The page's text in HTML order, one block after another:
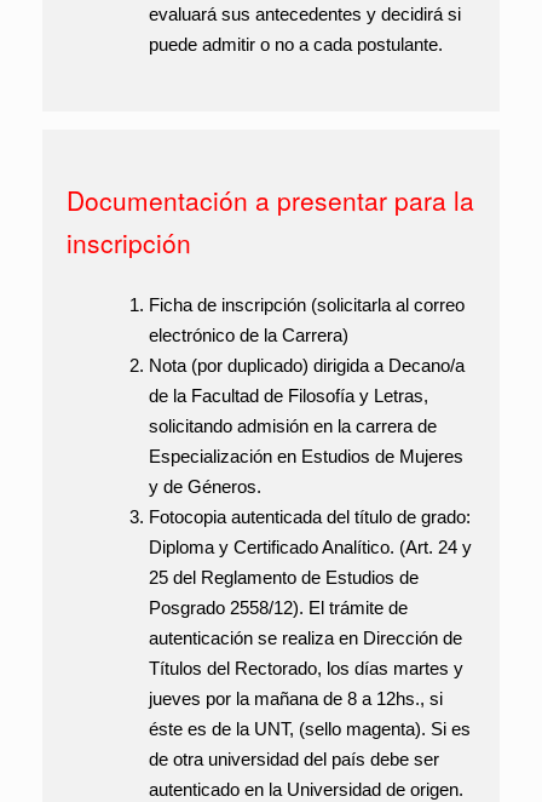
evaluará sus antecedentes y decidirá si
puede admitir o no a cada postulante.
Documentación a presentar para la
inscripción
Ficha de inscripción(solicitarla al correo
electrónico de la Carrera)
Nota (por duplicado) dirigida a Decano/a
de la Facultad de Filosofía y Letras,
solicitando admisión en la carrera de
Especialización en Estudios de Mujeres
y de Géneros.
Fotocopia autenticada del título de grado:
Diploma y Certificado Analítico. (Art. 24 y
25 del Reglamento de Estudios de
Posgrado 2558/12). El trámite de
autenticación se realiza en Dirección de
Títulos del Rectorado, los días martes y
jueves por la mañana de 8 a 12hs., si
éste es de la UNT, (sello magenta). Si es
de otra universidad del país debe ser
autenticado en la Universidad de origen.